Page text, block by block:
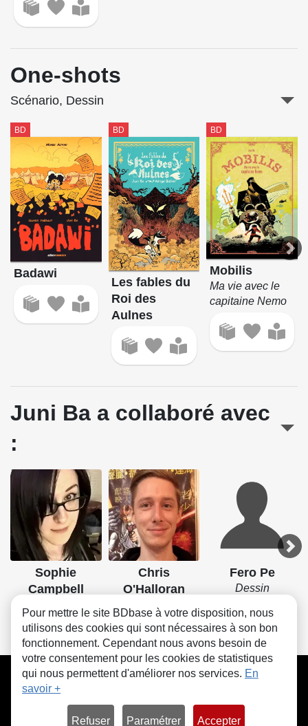
One-shots
Scénario, Dessin
BD
Badawi
BD
Les fables du
Roi des
Aulnes
BD
Mobilis
Ma vie avec le
capitaine Nemo
Juni Ba a collaboré avec
:
Sophie
Campbell
Chris
O'Halloran
Fero Pe
Dessin
CGU FAQ Contact Cookies
Pour mettre le site BDbase à votre disposition, nous
utilisons des cookies qui sont nécessaires à son bon
fonctionnement. Cependant nous avons besoin de
votre consentement pour les cookies de statistiques
qui nous permettent d'améliorer nos services. En
savoir +
Refuser Paramétrer Accepter